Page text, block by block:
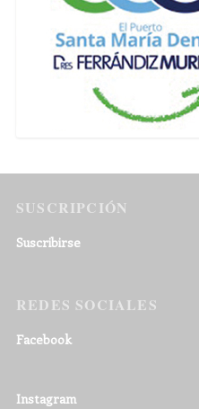
SUSCRIPCIÓN
Suscribirse
REDES SOCIALES
Facebook
Instagram